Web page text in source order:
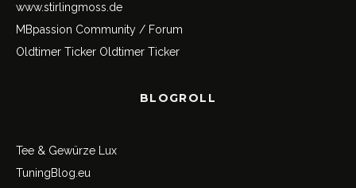
www.stirlingmoss.de
MBpassion Community / Forum
Oldtimer Ticker Oldtimer Ticker
BLOGROLL
Tee & Gewürze Lux
TuningBlog.eu